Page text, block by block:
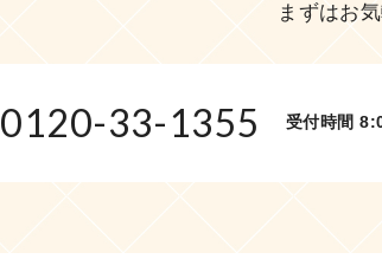
まずはお
0120-33-1355 受付時間